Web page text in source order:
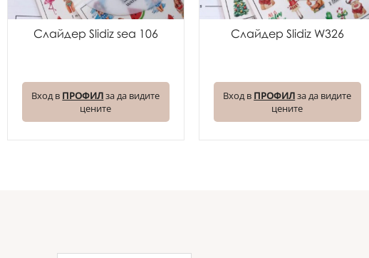
Слайдер Slidiz sea 106
Вход в ПРОФИЛза да видите
цените
Слайдер Slidiz W326
Вход в ПРОФИЛза да видите
цените